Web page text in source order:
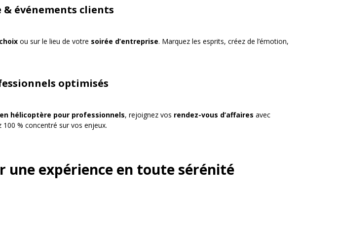
& événements clients
ou sur le lieu de votre soirée d’entreprise. Marquez les esprits, créez de l’émotion,
optimisés
hélicoptère pour professionnels, rejoignez vos rendez-vous d’affaires avec
% concentré sur vos enjeux.
expérience en toute sérénité